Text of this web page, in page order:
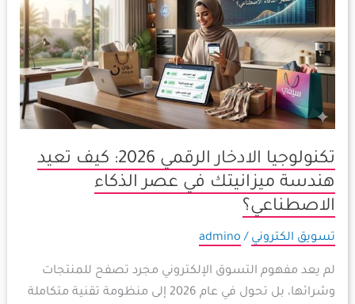
تكنولوجيا الادخار الرقمي 2026: كيف تعيد
هندسة ميزانيتك في عصر الذكاء
الاصطناعي؟
تسويق الكتروني /
admino
لم يعد مفهوم التسوق الإلكتروني مجرد تصفح للمنتجات
وشرائها، بل تحول في عام 2026 إلى منظومة تقنية متكاملة
الرقمي
2026:
كيف
تعيد
هندسة
ميزانيتك
عصر
الذكاء
الاصطناعي؟